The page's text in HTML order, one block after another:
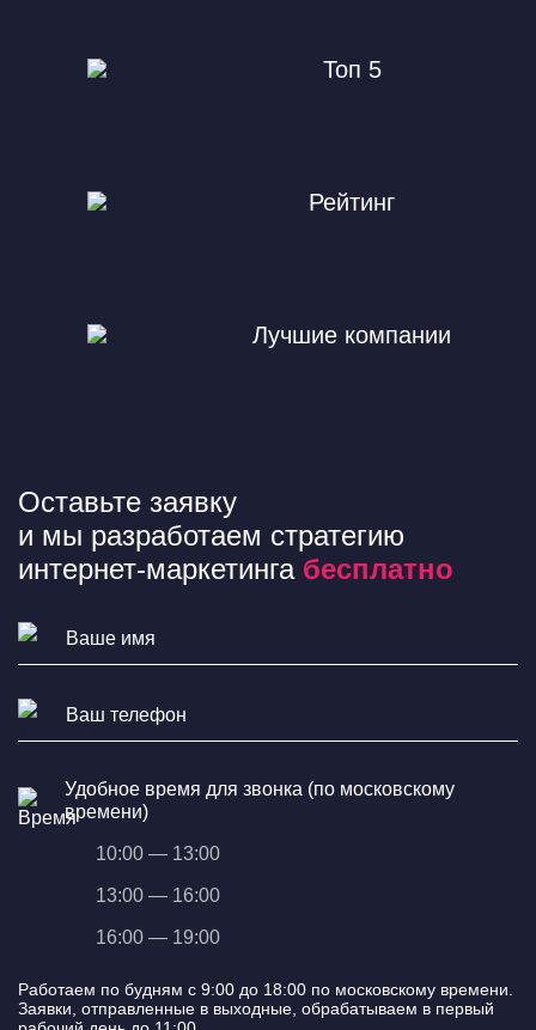
Топ 5
Рейтинг
Лучшие компании
Оставьте заявку
и мы разработаем стратегию
интернет-маркетинга бесплатно
Удобное время для звонка (по московскому
времени)
10:00 — 13:00
13:00 — 16:00
16:00 — 19:00
Работаем по будням с 9:00 до 18:00 по московскому времени.
Заявки, отправленные в выходные, обрабатываем в первый